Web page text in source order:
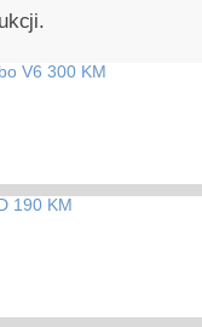
V6 300 KM
190 KM